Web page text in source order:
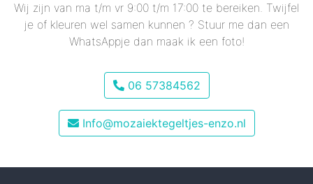
Wij zijn van ma t/m vr 9:00 t/m 17:00 te bereiken. Twijfel
je of kleuren wel samen kunnen ? Stuur me dan een
WhatsAppje dan maak ik een foto!
06 57384562
Info@mozaiektegeltjes-enzo.nl